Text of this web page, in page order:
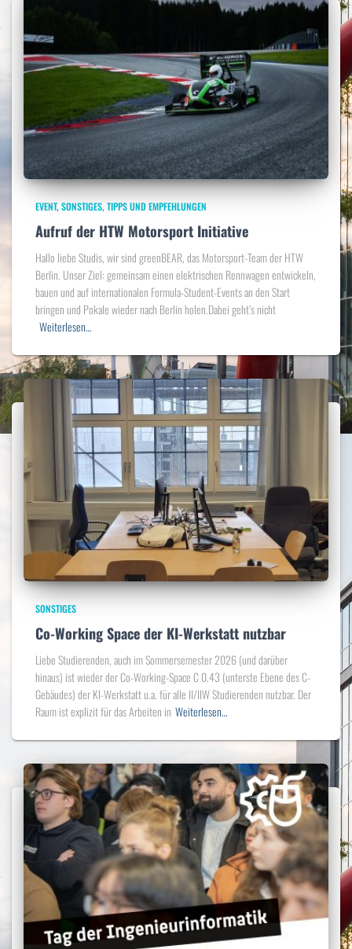
EVENT SONSTIGES TIPPS UND EMPFEHLUNGEN
Aufruf der HTW Motorsport Initiative
Hallo liebe Studis, wir sind greenBEAR, das Motorsport-Team der HTW
Berlin. Unser Ziel: gemeinsam einen elektrischen Rennwagen entwickeln,
bauen und auf internationalen Formula-Student-Events an den Start
bringen und Pokale wieder nach Berlin holen.Dabei geht’s nicht
Weiterlesen…
SONSTIGES
Co-Working Space der KI-Werkstatt nutzbar
Liebe Studierenden, auch im Sommersemester 2026 (und darüber
hinaus) ist wieder der Co-Working-Space C 0.43 (unterste Ebene des C-
Gebäudes) der KI-Werkstatt u.a. für alle II/IIW Studierenden nutzbar. Der
Raum ist explizit für das Arbeiten in Weiterlesen…